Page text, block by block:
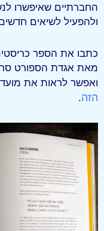
החברתיים שאיפשרו
ולהפעיל לשיאים
כתבו את הספר
מאת אגדת הספורט
ואפשר לראות את
הזה.